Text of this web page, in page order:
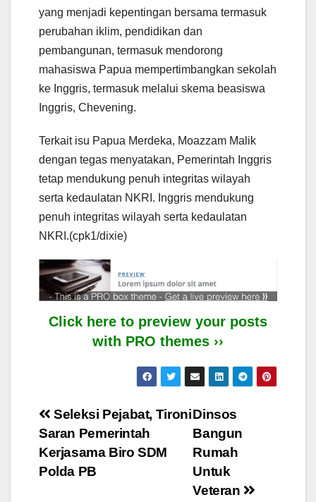
yang menjadi kepentingan bersama termasuk
perubahan iklim, pendidikan dan
pembangunan, termasuk mendorong
mahasiswa Papua mempertimbangkan sekolah
ke Inggris, termasuk melalui skema beasiswa
Inggris, Chevening.
Terkait isu Papua Merdeka, Moazzam Malik
dengan tegas menyatakan, Pemerintah Inggris
tetap mendukung penuh integritas wilayah
serta kedaulatan NKRI. Inggris mendukung
penuh integritas wilayah serta kedaulatan
NKRI.(cpk1/dixie)
Click here to preview your posts
with PRO themes ››
Post
navigation
Dinsos
Bangun
Rumah
Untuk
Veteran
Seleksi Pejabat, Tironi
Saran Pemerintah
Kerjasama Biro SDM
Polda PB